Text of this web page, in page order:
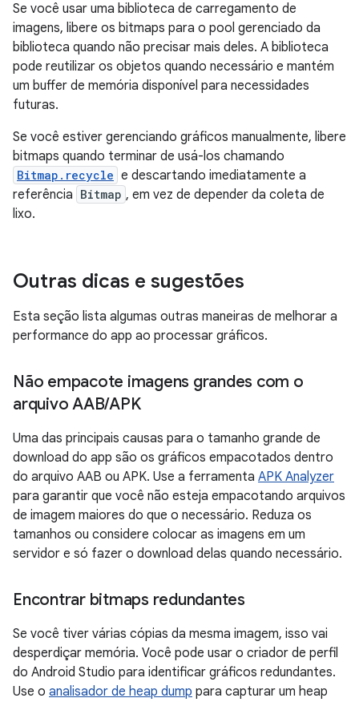
Se você usar uma biblioteca de carregamento de
imagens, libere os bitmaps para o pool gerenciado da
biblioteca quando não precisar mais deles. A biblioteca
pode reutilizar os objetos quando necessário e mantém
um buffer de memória disponível para necessidades
futuras.
Se você estiver gerenciando gráficos manualmente, libere
bitmaps quando terminar de usá-los chamando
Bitmap.recycle e descartando imediatamente a
referência Bitmap , em vez de depender da coleta de
lixo.
Outras dicas e sugestões
Esta seção lista algumas outras maneiras de melhorar a
performance do app ao processar gráficos.
Não empacote imagens grandes com o
arquivo AAB/APK
Uma das principais causas para o tamanho grande de
download do app são os gráficos empacotados dentro
do arquivo AAB ou APK. Use a ferramenta APK Analyzer
para garantir que você não esteja empacotando arquivos
de imagem maiores do que o necessário. Reduza os
tamanhos ou considere colocar as imagens em um
servidor e só fazer o download delas quando necessário.
Encontrar bitmaps redundantes
Se você tiver várias cópias da mesma imagem, isso vai
desperdiçar memória. Você pode usar o criador de perfil
do Android Studio para identificar gráficos redundantes.
Use o analisador de heap dump para capturar um heap